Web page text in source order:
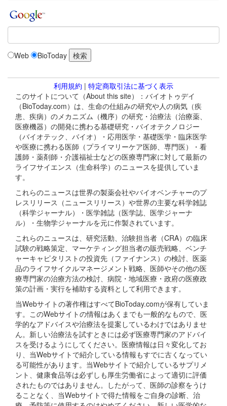
Web BioToday
利用規約 | 特定商取引法に基づく表示
このサイトについて（About this site）：バイオトゥデイ
（BioToday.com）は、生命の仕組みの研究や人の病気（疾
患、疾病）のメカニズム（機序）の研究・治療法（治療薬、
医療機器）の開発に携わる基礎研究・バイオテクノロジー
（バイオテック、バイオ）・応用医学・基礎医学・臨床医学
や医療に携わる医師（プライマリーケア医師、専門医）・看
護師・薬剤師・介護福祉士などの医療専門家に対して最新の
ライフサイエンス（生命科学）のニュースを提供していま
す。
これらのニュースは世界の製薬会社やバイオベンチャーのプ
レスリリース（ニュースリリース）や世界の主要な科学雑誌
（科学ジャーナル）・医学雑誌（医学誌、医学ジャーナ
ル）・生物学ジャーナルを元に作製されています。
これらのニュースは、研究活動、治験担当者（CRA）の臨床
試験の戦略策定、マーケティング担当者の販売戦略、ベンチ
ャーキャピタリストの投資先（ファイナンス）の検討、医薬
品のライフサイクルマネージメント戦略、医師やその他の医
療専門家の治療方法の検討、病院・地域医療・政府の医療政
策の計画・実行を補助する資料として利用できます。
当Webサイトの著作権はすべてBioToday.comが保有していま
す。このWebサイトの情報はあくまでも一般的なもので、医
学的なアドバイスや治療法を提案しているわけではありませ
ん。新しい治療法を試すときには必ず医療専門家のアドバイ
スを受けるようにしてください。医療情報は日々変化してお
り、当Webサイトで紹介している情報もすでに古くなってい
る可能性があります。当Webサイトで紹介しているサプリメ
ント、健康食品等は必ずしも厚生労働省によって適切に評価
されたものではありません。したがって、医師の診察をうけ
ることなく、当Webサイトで得た情報をご自身の診断、治